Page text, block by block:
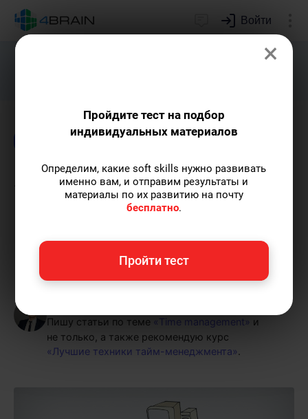
Войти
Подарим индивидуальный план
Time management
Я офисный лентяй.
Принципы тайм-
Евгений Буянов— автор-популяризатор
Пишу статьи по теме «Time management» и
не только, а также рекомендую курс
«Лучшие техники тайм-менеджмента»
×
Пройдите тест на подбор
индивидуальных материалов
Определим, какие soft skills нужно развивать
именно вам, и отправим результаты и
материалы по их развитию на почту
бесплатно.
Пройти тест